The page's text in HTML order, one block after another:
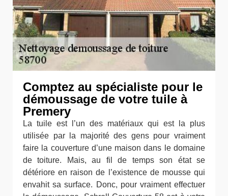
Comptez au spécialiste pour le
démoussage de votre tuile à
Premery
La tuile est l’un des matériaux qui est la plus
utilisée par la majorité des gens pour vraiment
faire la couverture d’une maison dans le domaine
de toiture. Mais, au fil de temps son état se
détériore en raison de l’existence de mousse qui
envahit sa surface. Donc, pour vraiment effectuer